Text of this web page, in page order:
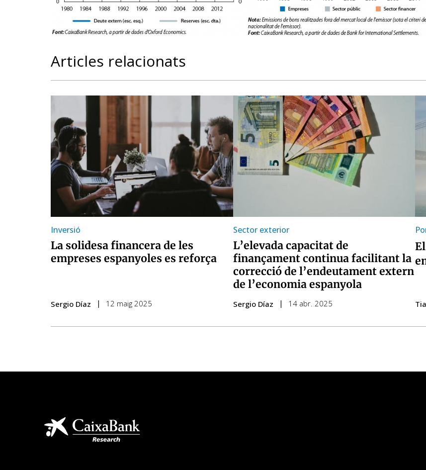
Articles relacionats
Inversió
La solidesa financera de les
empreses espanyoles es reforça
Sergio Díaz 12 maig 2025
Sector exterior
L’elevada capacitat de
finançament continua facilitant la
correcció de l’endeutament extern
de l’economia espanyola
Sergio Díaz 14 abr. 2025